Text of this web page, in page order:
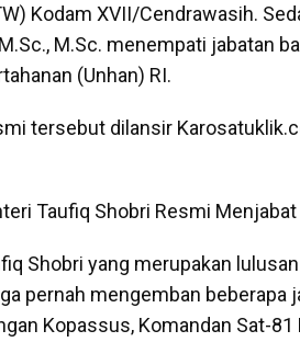
Kodam XVII/Cendrawasih.
M.Sc. menempati jabatan
(Unhan) RI.
tersebut dilansir
Shobri yang merupakan
pernah mengemban beberapa
Kopassus, Komandan Sat-